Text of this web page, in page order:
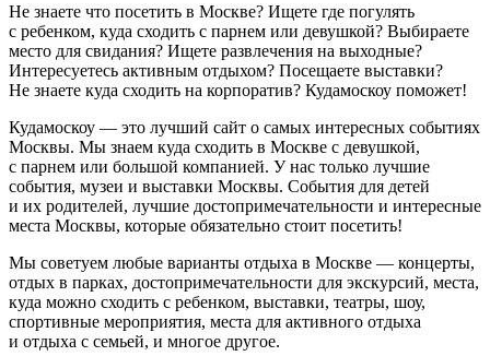
Не знаете что посетить в Москве? Ищете где погулять
с ребенком, куда сходить с парнем или девушкой? Выбираете
место для свидания? Ищете развлечения на выходные?
Интересуетесь активным отдыхом? Посещаете выставки?
Не знаете куда сходить на корпоратив? Кудамоскоу поможет!
Кудамоскоу — это лучший сайт о самых интересных событиях
Москвы. Мы знаем куда сходить в Москве с девушкой,
с парнем или большой компанией. У нас только лучшие
события, музеи и выставки Москвы. События для детей
и их родителей, лучшие достопримечательности и интересные
места Москвы, которые обязательно стоит посетить!
Мы советуем любые варианты отдыха в Москве — концерты,
отдых в парках, достопримечательности для экскурсий, места,
куда можно сходить с ребенком, выставки, театры, шоу,
спортивные мероприятия, места для активного отдыха
и отдыха с семьей, и многое другое.